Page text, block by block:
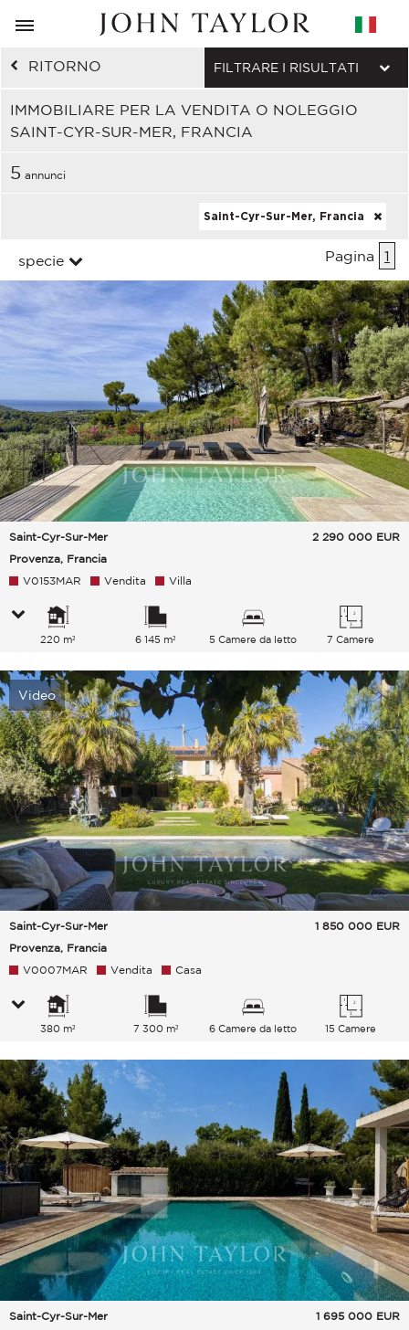
RITORNO
IMMOBILIARE PER LA VENDITA O NOLEGGIO
SAINT-CYR-SUR-MER, FRANCIA
FILTRARE I RISULTATI
5 annunci
Saint-Cyr-Sur-Mer, Francia
specie Pagina 1
Saint-Cyr-Sur-Mer
Provenza, Francia
2 290 000 EUR
V0153MAR Vendita Villa
220 m² 6 145 m² 5 Camere da letto 7 Camere
Video
Saint-Cyr-Sur-Mer
Provenza, Francia
1 850 000 EUR
V0007MAR Vendita Casa
380 m² 7 300 m² 6 Camere da letto 15 Camere
Saint-Cyr-Sur-Mer
1 695 000 EUR